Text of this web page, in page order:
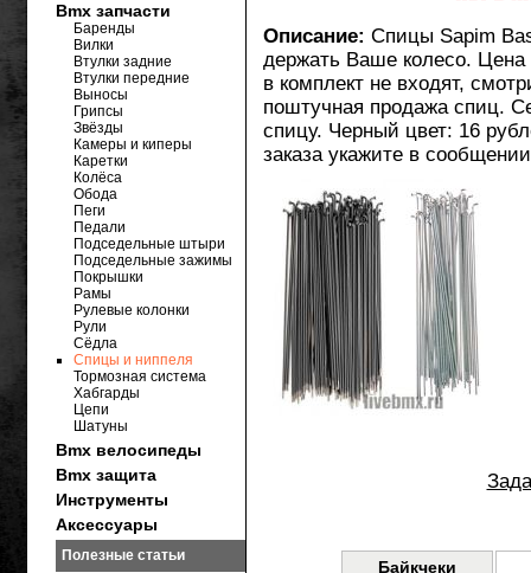
Описание: Спицы Sapim
держать Ваше колесо. Цена
в комплект не входят,
поштучная продажа спиц.
спицу. Черный цвет: 16
заказа укажите в
Байкчеки
Bmx запчасти
Баренды
Вилки
Втулки задние
Втулки передние
Выносы
Грипсы
Звёзды
Камеры и киперы
Каретки
Колёса
Обода
Пеги
Педали
Подседельные штыри
Подседельные зажимы
Покрышки
Рамы
Рулевые колонки
Рули
Сёдла
Спицы и ниппеля
Тормозная система
Хабгарды
Цепи
Шатуны
Bmx велосипеды
Bmx защита
Инструменты
Аксессуары
Полезные статьи